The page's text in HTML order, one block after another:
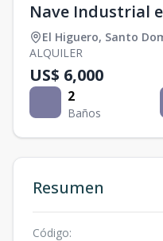
Nave Industrial
El Higuero, Santo
ALQUILER
US$ 6,000
2
Baños
Resumen
Código: